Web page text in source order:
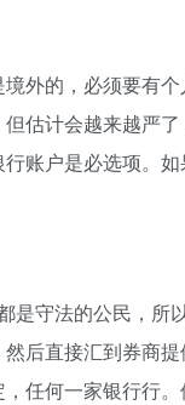
外的，必须要有
估计会越来越严
账户是必选项。
是守法的公民，所
后直接汇到券商
任何一家银行行